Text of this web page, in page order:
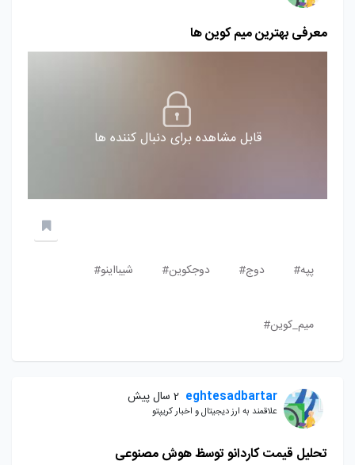
معرفی بهترین میم کوین ها
قابل مشاهده برای دنبال کننده ها
پپه# دوج# دوجکوین# شیبااینو#
میم_کوین#
eghtesadbartar 2 سال پیش
علاقمند به ارز دیجیتال و اخبار کریپتو
تحلیل قیمت کاردانو توسظ هوش مصنوعی